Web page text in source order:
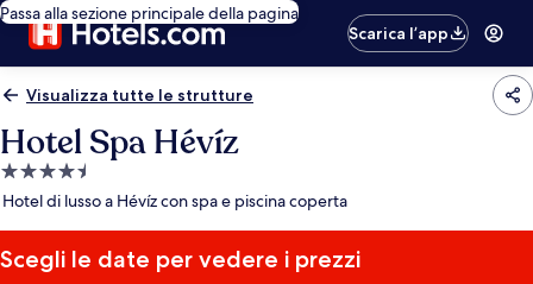
Passa alla sezione principale della pagina
Scarica l’app
Visualizza tutte le strutture
Hotel Spa Hévíz
Struttura
a
stelle
Hotel di lusso a Hévíz con spa e piscina coperta
Scegli le date per vedere i prezzi